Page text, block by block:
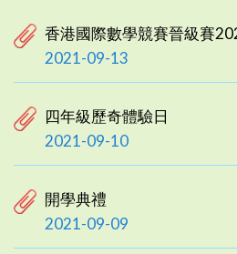
香港國際數學競賽晉級賽
2021-09-13
四年級歷奇體驗日
2021-09-10
開學典禮
2021-09-09